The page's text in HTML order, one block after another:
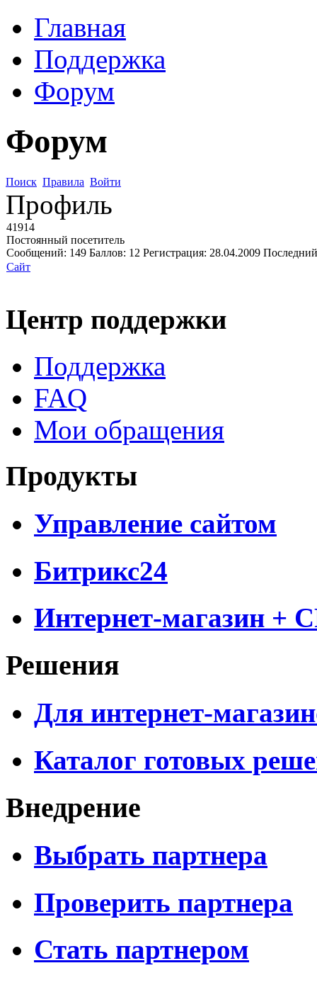
Главная
Поддержка
Форум
Форум
Поиск Правила Войти
Профиль
41914
Постоянный посетитель
Сообщений: 149 Баллов: 12 Регистрация: 28.04.2009
Сайт
Центр поддержки
Поддержка
FAQ
Мои обращения
Продукты
Управление сайтом
Битрикс24
Интернет-магазин +
Решения
Для интернет-
Каталог готовых
Внедрение
Выбрать партнера
Проверить партнера
Стать партнером